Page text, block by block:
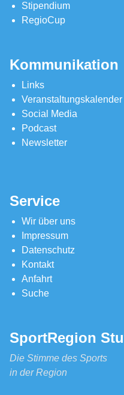
Stipendium
RegioCup
Kommunikation
Links
Veranstaltungskalender
Social Media
Podcast
Newsletter
Service
Wir über uns
Impressum
Datenschutz
Kontakt
Anfahrt
Suche
SportRegion
Die Stimme des Sports
in der Region